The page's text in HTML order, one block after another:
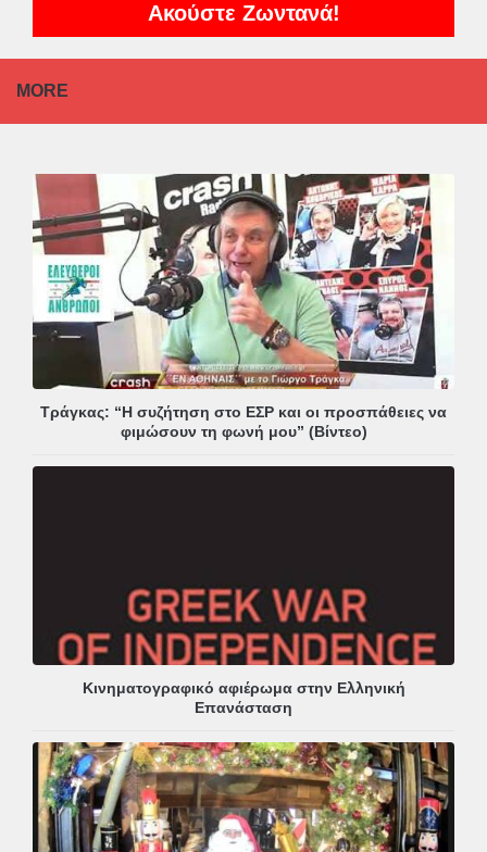
Ακούστε Ζωντανά!
MORE
Τράγκας: “Η συζήτηση στο ΕΣΡ και οι προσπάθειες να
φιμώσουν τη φωνή μου” (Βίντεο)
Κινηματογραφικό αφιέρωμα στην Ελληνική
Επανάσταση